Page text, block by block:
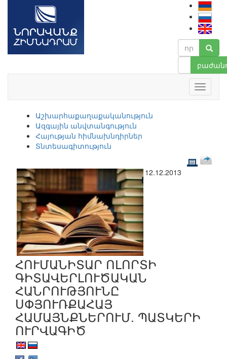
Աշխարհաքաղաքականություն
Ազգային անվտանգություն
Հայության հիմնախնդիրներ
Տնտեսագիտություն
12.12.2013
ՀՈՒՄԱՆԻՏԱՐ ՈԼՈՐՏԻ
ԳԻՏԱՎԵՐԼՈՒԾԱԿԱՆ
ՀԱՆՐՈՒԹՅՈՒՆԸ
ՍՓՅՈՒՌՔԱՀԱՅ
ՀԱՄԱՅՆՔՆԵՐՈՒՄ. ՊԱՏԿԵՐԻ
ՈՒՐՎԱԳԻԾ